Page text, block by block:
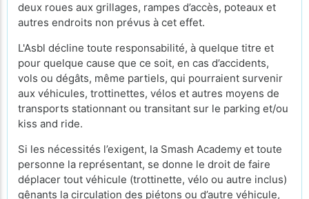
deux roues aux grillages, rampes d’accès, poteaux et
autres endroits non prévus à cet effet.
L'Asbl décline toute responsabilité, à quelque titre et
pour quelque cause que ce soit, en cas d’accidents,
vols ou dégâts, même partiels, qui pourraient survenir
aux véhicules, trottinettes, vélos et autres moyens de
transports stationnant ou transitant sur le parking et/ou
kiss and ride.
Si les nécessités l’exigent, la Smash Academy et toute
personne la représentant, se donne le droit de faire
déplacer tout véhicule (trottinette, vélo ou autre inclus)
gênants la circulation des piétons ou d’autre véhicule,